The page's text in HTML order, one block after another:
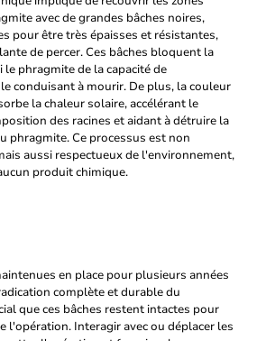
avec de grandes bâches noires,
pour être très épaisses et résistantes,
de percer. Ces bâches bloquent la
phragmite de la capacité de
conduisant à mourir. De plus, la couleur
la chaleur solaire, accélérant le
des racines et aidant à détruire la
phragmite. Ce processus est non
aussi respectueux de l'environnement,
produit chimique.
en place pour plusieurs années
complète et durable du
que ces bâches restent intactes pour
l'opération. Interagir avec ou déplacer les